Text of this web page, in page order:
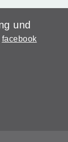
und
facebook